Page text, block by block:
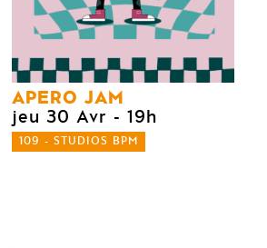
APERO JAM
jeu 30 Avr - 19h
109 - STUDIOS BPM